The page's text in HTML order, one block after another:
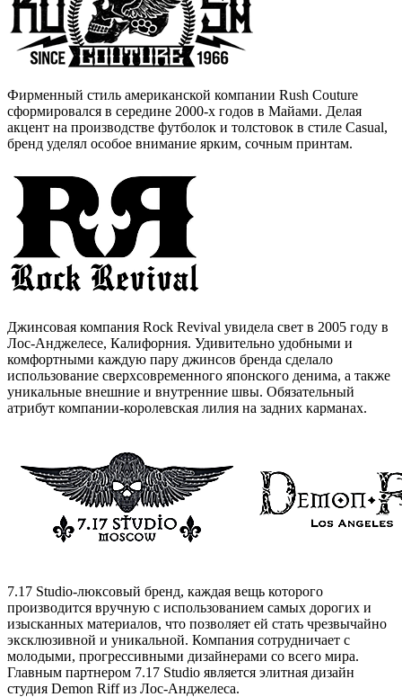
Фирменный стиль американской компании Rush Couture
сформировался в середине 2000-х годов в Майами. Делая
акцент на производстве футболок и толстовок в стиле Casual,
бренд уделял особое внимание ярким, сочным принтам.
Джинсовая компания Rock Revival увидела свет в 2005 году в
Лос-Анджелесе, Калифорния. Удивительно удобными и
комфортными каждую пару джинсов бренда сделало
использование сверхсовременного японского денима, а также
уникальные внешние и внутренние швы. Обязательный
атрибут компании-королевская лилия на задних карманах.
7.17 Studio-люксовый бренд, каждая вещь которого
производится вручную с использованием самых дорогих и
изысканных материалов, что позволяет ей стать чрезвычайно
эксклюзивной и уникальной. Компания сотрудничает с
молодыми, прогрессивными дизайнерами со всего мира.
Главным партнером 7.17 Studio является элитная дизайн
студия Demon Riff из Лос-Анджелеса.